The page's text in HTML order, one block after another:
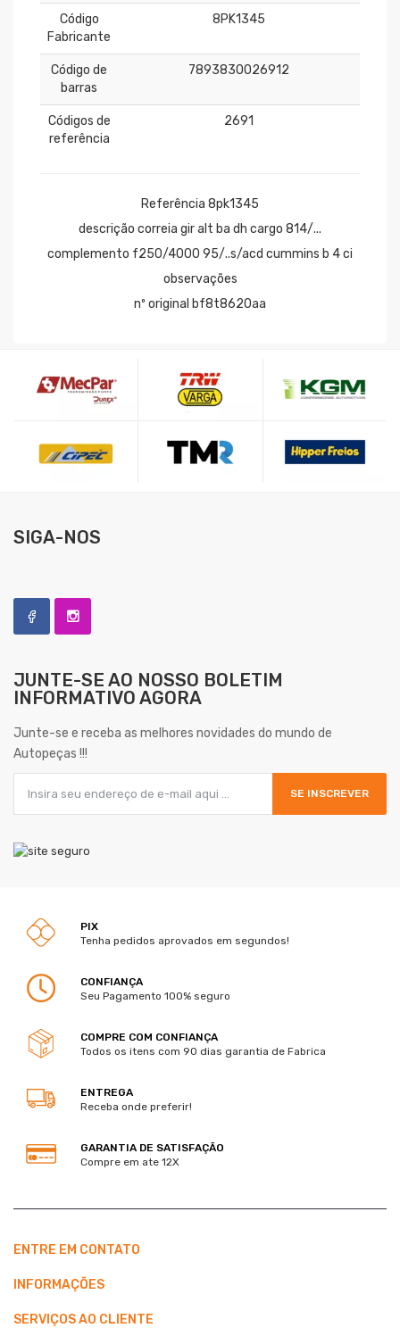
Código
Fabricante
8PK1345
Código de
barras
7893830026912
Códigos de
referência
2691
Referência 8pk1345
descrição correia gir alt ba dh cargo 814/...
complemento f250/4000 95/..s/acd cummins b 4 ci
observações
nº original bf8t8620aa
SIGA-NOS
JUNTE-SE AO NOSSO BOLETIM
INFORMATIVO AGORA
Junte-se e receba as melhores novidades do mundo de
Autopeças !!!
SE INSCREVER
PIX
Tenha pedidos aprovados em segundos!
CONFIANÇA
Seu Pagamento 100% seguro
COMPRE COM CONFIANÇA
Todos os itens com 90 dias garantia de Fabrica
ENTREGA
Receba onde preferir!
GARANTIA DE SATISFAÇÃO
Compre em ate 12X
ENTRE EM CONTATO
INFORMAÇÕES
SERVIÇOS AO CLIENTE